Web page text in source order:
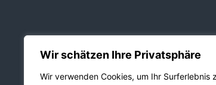
Wir schätzen Ihre Privatsphäre
Wir verwenden Cookies, um Ihr Surferlebnis
Bildquelle Headerbild/Logo:
Pixabay.com - CC0 Public Domain